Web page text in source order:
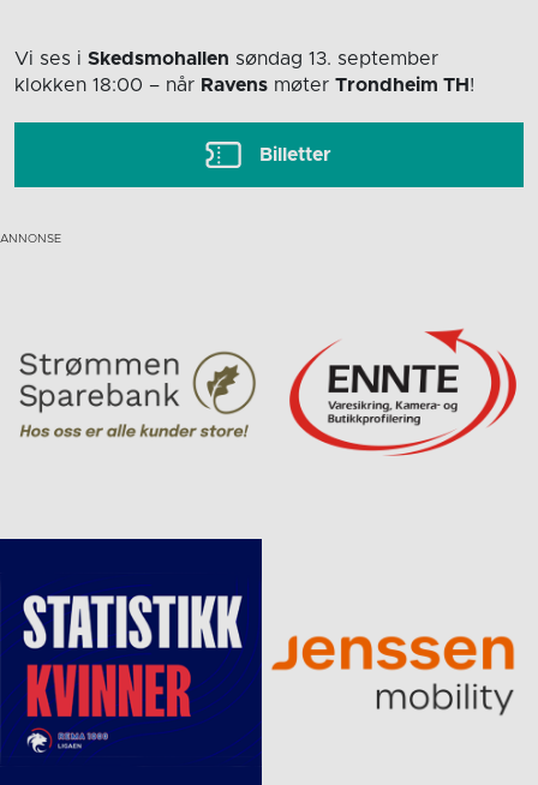
Vi ses i Skedsmohallen søndag 13. september
klokken 18:00 – når Ravens møter Trondheim TH !
Billetter